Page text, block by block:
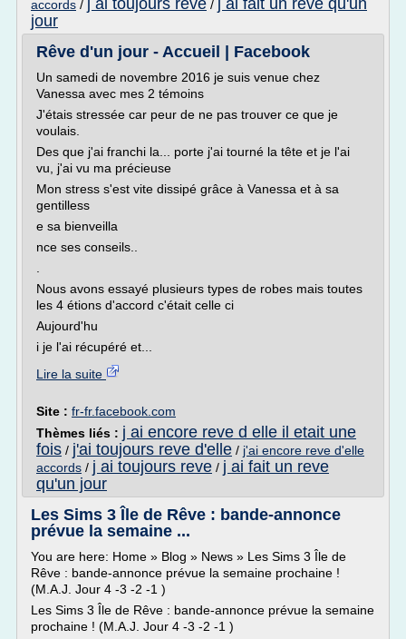
accords / j ai toujours reve /
j ai fait un reve qu'un
jour
Rêve d'un jour - Accueil | Facebook
Un samedi de novembre 2016 je suis venue chez
Vanessa avec mes 2 témoins
J'étais stressée car peur de ne pas trouver ce que je
voulais.
Des que j'ai franchi la... porte j'ai tourné la tête et je l'ai
vu, j'ai vu ma précieuse
Mon stress s'est vite dissipé grâce à Vanessa et à sa
gentilless
e sa bienveilla
nce ses conseils..
Nous avons essayé plusieurs types de robes mais toutes
les 4 étions d'accord c'était celle ci
Aujourd'hu
i je l'ai récupéré et...
Lire la suite
Site : fr-fr.facebook.com
Thèmes liés : j ai encore reve d elle il etait une
fois / j'ai toujours reve d'elle / j'ai encore reve d'elle
accords / j ai toujours reve / j ai fait un reve
qu'un jour
Les Sims 3 Île de Rêve : bande-annonce
prévue la semaine ...
You are here: Home » Blog » News » Les Sims 3 Île de
Rêve : bande-annonce prévue la semaine prochaine !
(M.A.J. Jour 4 -3 -2 -1 )
Les Sims 3 Île de Rêve : bande-annonce prévue la semaine
prochaine ! (M.A.J. Jour 4 -3 -2 -1 )